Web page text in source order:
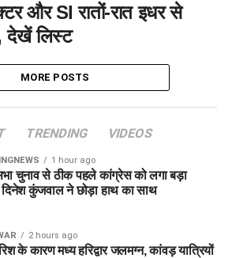
और SI रातों-रात इधर से
देखें लिस्ट
MORE POSTS
TRENDING VIDEOS
1 hour ago
चुनाव से ठीक पहले कांग्रेस को लगा बड़ा
कुंजवाल ने छोड़ा हाथ का साथ
2 hours ago
के कारण मध्य हरिद्वार जलमग्न, कांवड़ यात्रियों